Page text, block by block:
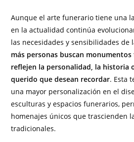
Aunque el arte funerario tiene una
en la actualidad continúa
las necesidades y sensibilidades
más personas buscan
reflejen la personalidad, la historia
querido que desean recordar. Esta
una mayor personalización en el
esculturas y espacios funerarios,
homenajes únicos que trascienden
tradicionales.